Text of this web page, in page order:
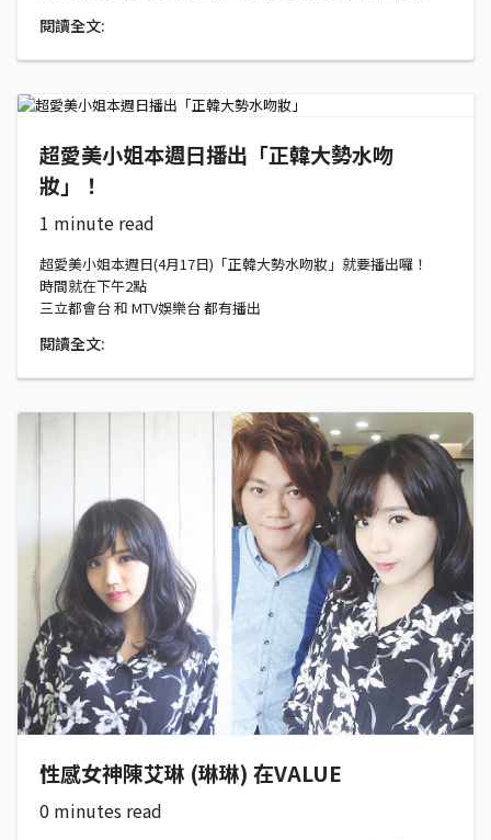
閱讀全文:
超愛美小姐本週日播出「正韓大勢水吻
妝」！
1 minute read
超愛美小姐本週日(4月17日)「正韓大勢水吻妝」就要播出囉！
時間就在下午2點
三立都會台 和 MTV娛樂台 都有播出
閱讀全文:
性感女神陳艾琳 (琳琳) 在VALUE
0 minutes read